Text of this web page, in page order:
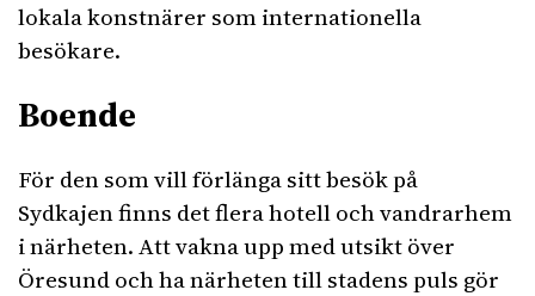
lokala konstnärer som internationella
besökare.
Boende
För den som vill förlänga sitt besök på
Sydkajen finns det flera hotell och vandrarhem
i närheten. Att vakna upp med utsikt över
Öresund och ha närheten till stadens puls gör